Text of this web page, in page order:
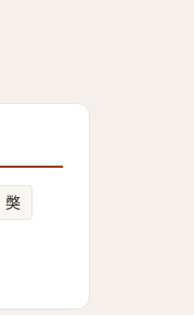
獘